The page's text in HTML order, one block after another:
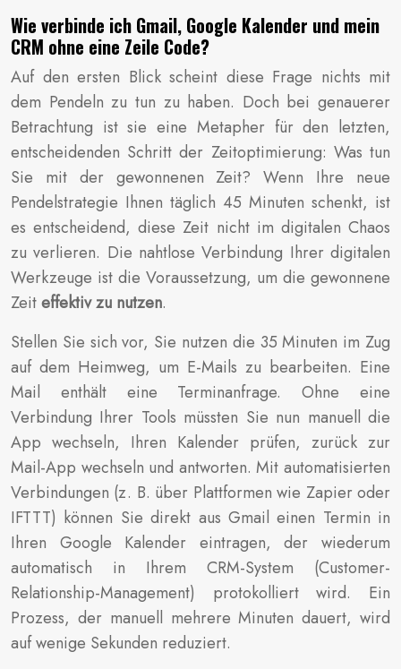
Wie verbinde ich Gmail, Google Kalender und mein
CRM ohne eine Zeile Code?
Auf den ersten Blick scheint diese Frage nichts mit
dem Pendeln zu tun zu haben. Doch bei genauerer
Betrachtung ist sie eine Metapher für den letzten,
entscheidenden Schritt der Zeitoptimierung: Was tun
Sie mit der gewonnenen Zeit? Wenn Ihre neue
Pendelstrategie Ihnen täglich 45 Minuten schenkt, ist
es entscheidend, diese Zeit nicht im digitalen Chaos
zu verlieren. Die nahtlose Verbindung Ihrer digitalen
Werkzeuge ist die Voraussetzung, um die gewonnene
Zeiteffektiv zu nutzen.
Stellen Sie sich vor, Sie nutzen die 35 Minuten im Zug
auf dem Heimweg, um E-Mails zu bearbeiten. Eine
Mail enthält eine Terminanfrage. Ohne eine
Verbindung Ihrer Tools müssten Sie nun manuell die
App wechseln, Ihren Kalender prüfen, zurück zur
Mail-App wechseln und antworten. Mit automatisierten
Verbindungen (z. B. über Plattformen wie Zapier oder
IFTTT) können Sie direkt aus Gmail einen Termin in
Ihren Google Kalender eintragen, der wiederum
automatisch in Ihrem CRM-System (Customer-
Relationship-Management) protokolliert wird. Ein
Prozess, der manuell mehrere Minuten dauert, wird
auf wenige Sekunden reduziert.